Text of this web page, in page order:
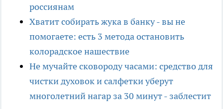
россиянам
Хватит собирать жука в банку - вы не
помогаете: есть 3 метода остановить
колорадское нашествие
Не мучайте сковороду часами: средство для
чистки духовок и салфетки уберут
многолетний нагар за 30 минут - заблестит